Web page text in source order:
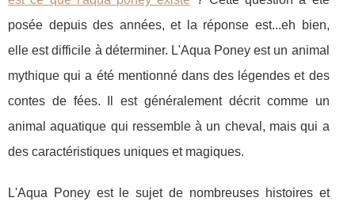
posée depuis des années, et la réponse est...eh bien,
elle est difficile à déterminer. L'Aqua Poney est un animal
mythique qui a été mentionné dans des légendes et des
contes de fées. Il est généralement décrit comme un
animal aquatique qui ressemble à un cheval, mais qui a
des caractéristiques uniques et magiques.
L'Aqua Poney est le sujet de nombreuses histoires et